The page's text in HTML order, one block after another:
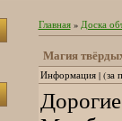
Главная» Доска
Магия
Информация | (за